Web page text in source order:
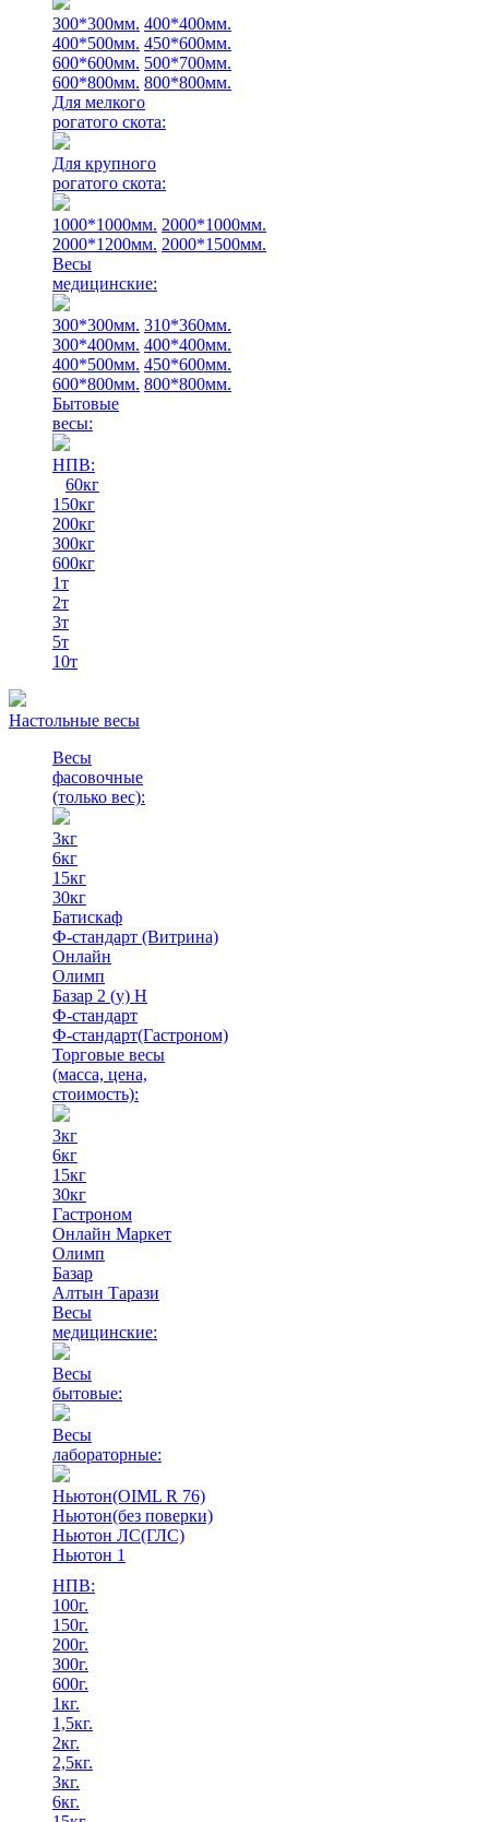
300*300мм. 400*400мм.
400*500мм. 450*600мм.
600*600мм. 500*700мм.
600*800мм. 800*800мм.
Для мелкого
рогатого скота:
Для крупного
рогатого скота:
1000*1000мм. 2000*1000мм.
2000*1200мм. 2000*1500мм.
Весы
медицинские:
300*300мм. 310*360мм.
300*400мм. 400*400мм.
400*500мм. 450*600мм.
600*800мм. 800*800мм.
Бытовые
весы:
НПВ:
60кг
150кг
200кг
300кг
600кг
1т
2т
3т
5т
10т
Настольные весы
Весы
фасовочные
(только вес):
3кг
6кг
15кг
30кг
Батискаф
Ф-стандарт (Витрина)
Онлайн
Олимп
Базар 2 (у) Н
Ф-стандарт
Ф-стандарт(Гастроном)
Торговые весы
(масса, цена,
стоимость):
3кг
6кг
15кг
30кг
Гастроном
Онлайн Маркет
Олимп
Базар
Алтын Тарази
Весы
медицинские:
Весы
бытовые:
Весы
лабораторные:
Ньютон(OIML R 76)
Ньютон(без поверки)
Ньютон ЛС(ГЛС)
Ньютон 1
НПВ:
100г.
150г.
200г.
300г.
600г.
1кг.
1,5кг.
2кг.
2,5кг.
3кг.
6кг.